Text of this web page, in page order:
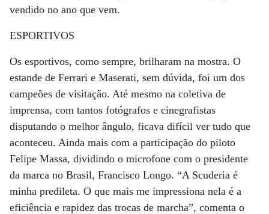
vendido no ano que vem.
ESPORTIVOS
Os esportivos, como sempre, brilharam na mostra. O
estande de Ferrari e Maserati, sem dúvida, foi um dos
campeões de visitação. Até mesmo na coletiva de
imprensa, com tantos fotógrafos e cinegrafistas
disputando o melhor ângulo, ficava difícil ver tudo que
aconteceu. Ainda mais com a participação do piloto
Felipe Massa, dividindo o microfone com o presidente
da marca no Brasil, Francisco Longo. “A Scuderia é
minha predileta. O que mais me impressiona nela é a
eficiência e rapidez das trocas de marcha”, comenta o